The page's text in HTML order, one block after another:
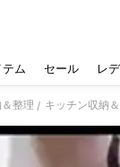
ム セール レ
整理 / キッチン収納